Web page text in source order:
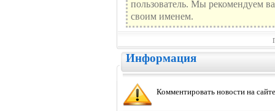
пользователь. Мы рекомендуем
своим именем.
Информация
Комментировать новости на